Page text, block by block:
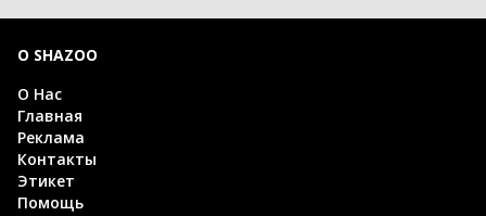
О SHAZOO
О Нас
Главная
Реклама
Контакты
Этикет
Помощь